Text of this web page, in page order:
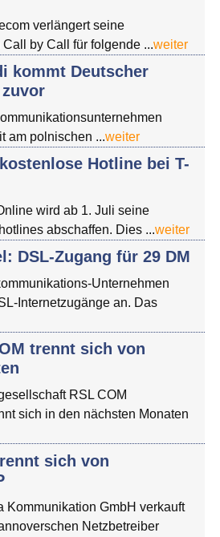
verlängert seine
by Call für folgende ...weiter
kommt Deutscher
am polnischen ...weiter
Hotline bei T-
wird ab 1. Juli seine
abschaffen. Dies ...weiter
DSL-Zugang für 29 DM
Unternehmen
Internetzugänge an. Das
trennt sich von
RSL COM
sich in den nächsten Monaten
sich von
Kommunikation GmbH verkauft
Netzbetreiber